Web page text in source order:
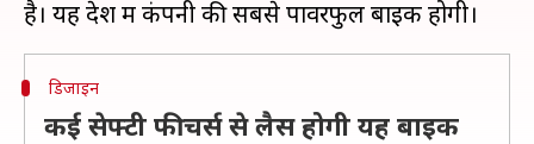
डिजाइन
कई सेफ्टी फीचर्स से लैस होगी यह बाइक